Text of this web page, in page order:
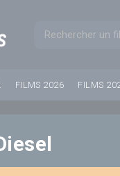
FILMS 2026 FILMS